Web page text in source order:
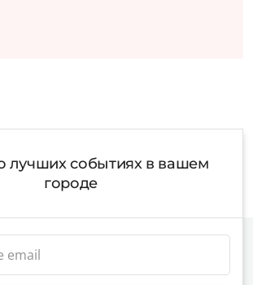
лучших событиях в вашем
городе